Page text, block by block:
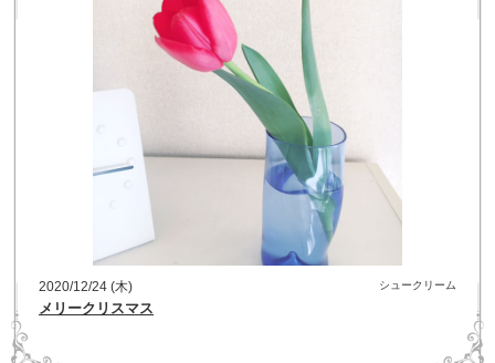
2020/12/24 (木) シュークリーム
メリークリスマス